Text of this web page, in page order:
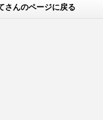
さんのページに戻る